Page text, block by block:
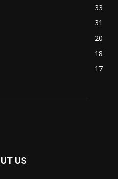
33
31
20
18
17
US